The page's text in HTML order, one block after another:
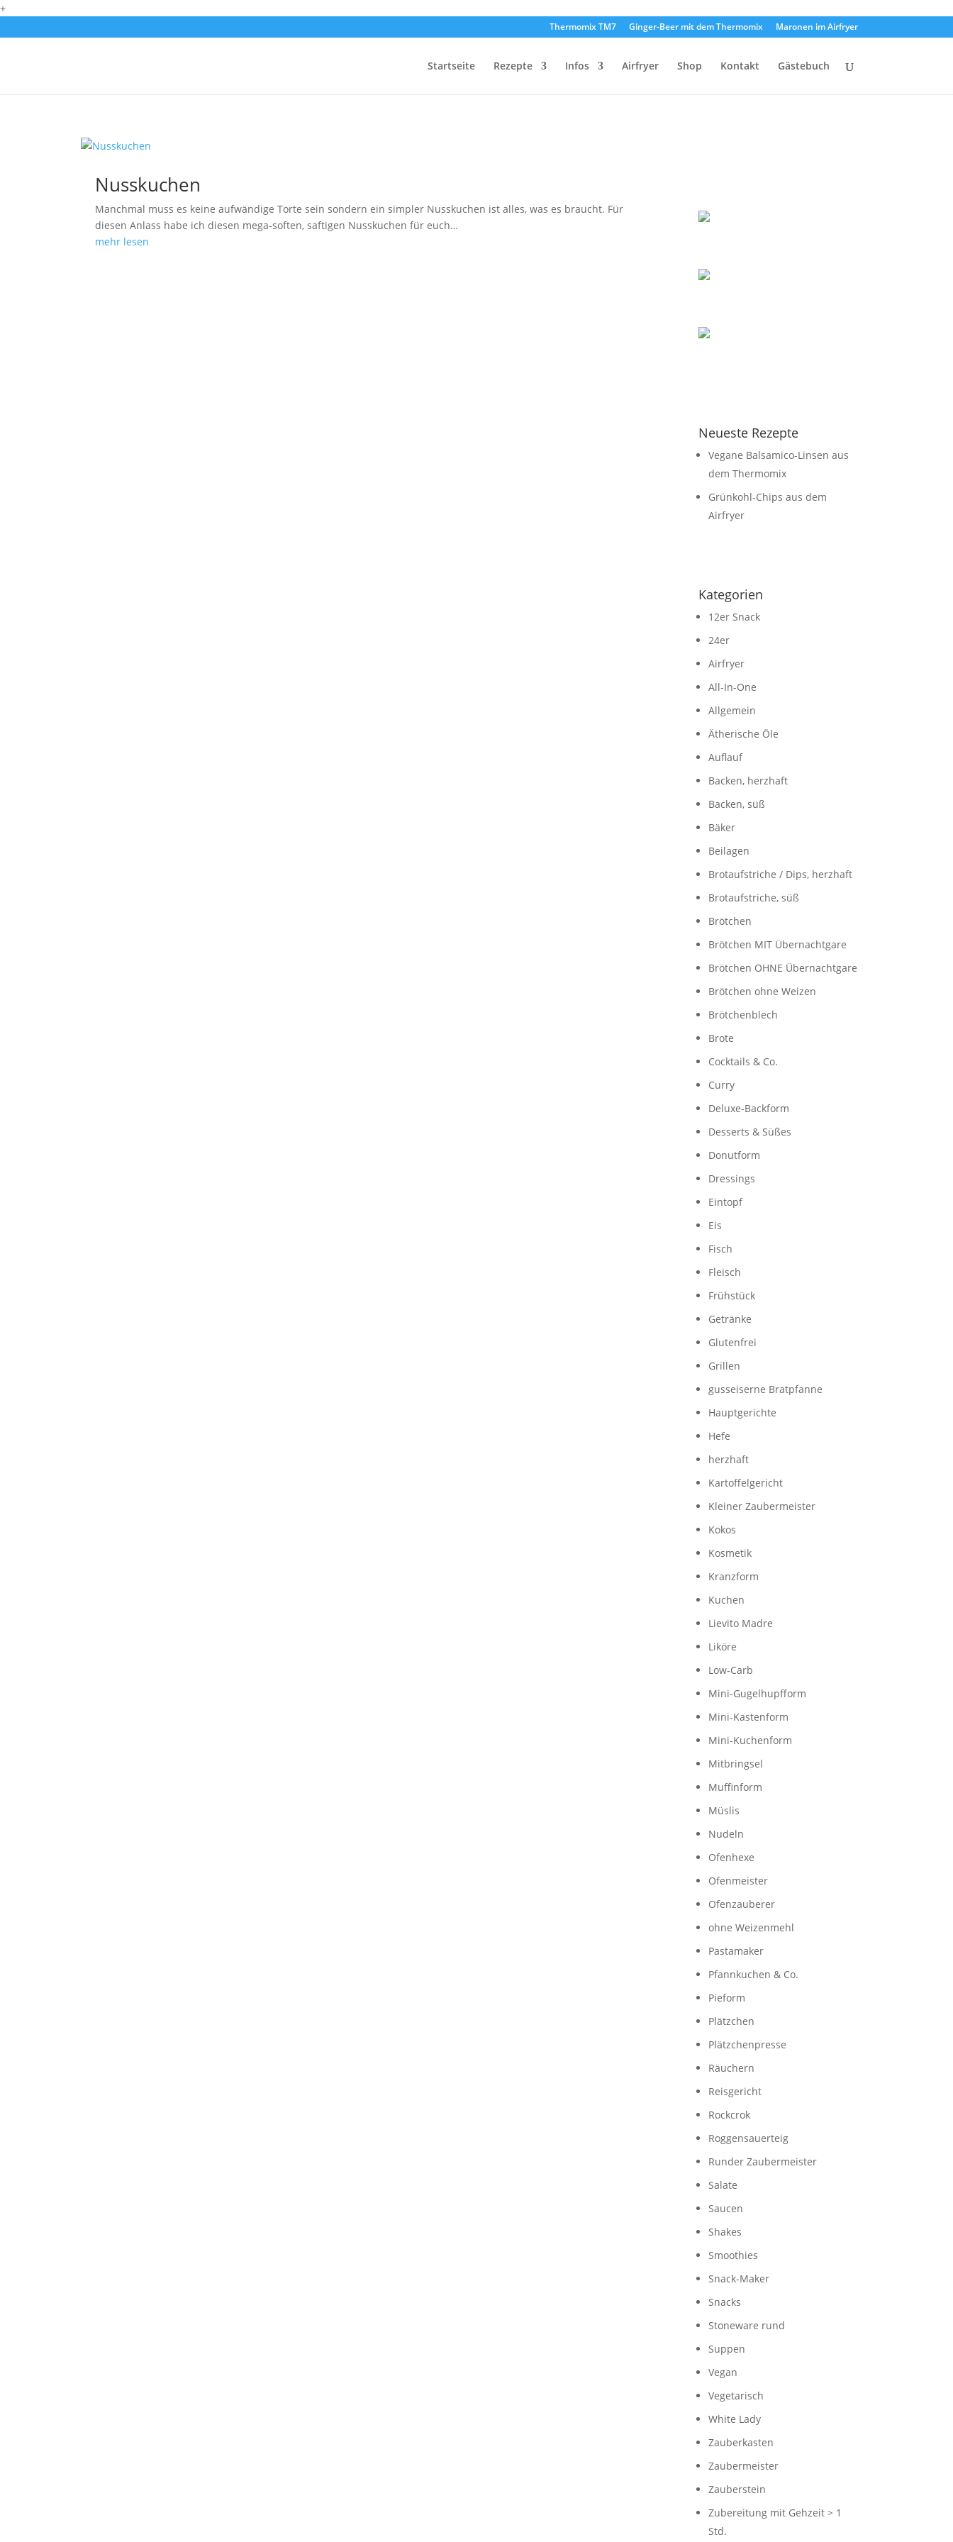
+
Thermomix TM7 Ginger-Beer mit dem Thermomix Maronen im Airfryer
Startseite Rezepte Infos Airfryer Shop Kontakt Gästebuch
Nusskuchen
Manchmal muss es keine aufwändige Torte sein sondern ein simpler Nusskuchen ist alles, was es braucht. Für
diesen Anlass habe ich diesen mega-soften, saftigen Nusskuchen für euch…
mehr lesen
Neueste Rezepte
Vegane Balsamico-Linsen aus
dem Thermomix
Grünkohl-Chips aus dem
Airfryer
Kategorien
12er Snack
24er
Airfryer
All-In-One
Allgemein
Ätherische Öle
Auflauf
Backen, herzhaft
Backen, süß
Bäker
Beilagen
Brotaufstriche / Dips, herzhaft
Brotaufstriche, süß
Brötchen
Brötchen MIT Übernachtgare
Brötchen OHNE Übernachtgare
Brötchen ohne Weizen
Brötchenblech
Brote
Cocktails & Co.
Curry
Deluxe-Backform
Desserts & Süßes
Donutform
Dressings
Eintopf
Eis
Fisch
Fleisch
Frühstück
Getränke
Glutenfrei
Grillen
gusseiserne Bratpfanne
Hauptgerichte
Hefe
herzhaft
Kartoffelgericht
Kleiner Zaubermeister
Kokos
Kosmetik
Kranzform
Kuchen
Lievito Madre
Liköre
Low-Carb
Mini-Gugelhupfform
Mini-Kastenform
Mini-Kuchenform
Mitbringsel
Muffinform
Müslis
Nudeln
Ofenhexe
Ofenmeister
Ofenzauberer
ohne Weizenmehl
Pastamaker
Pfannkuchen & Co.
Pieform
Plätzchen
Plätzchenpresse
Räuchern
Reisgericht
Rockcrok
Roggensauerteig
Runder Zaubermeister
Salate
Saucen
Shakes
Smoothies
Snack-Maker
Snacks
Stoneware rund
Suppen
Vegan
Vegetarisch
White Lady
Zauberkasten
Zaubermeister
Zauberstein
Zubereitung mit Gehzeit > 1
Std.